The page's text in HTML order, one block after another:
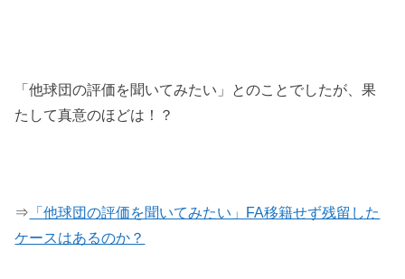
「他球団の評価を聞いてみたい」とのことでしたが、果
たして真意のほどは！？
⇒ 「他球団の評価を聞いてみたい」FA移籍せず残留した
ケースはあるのか？